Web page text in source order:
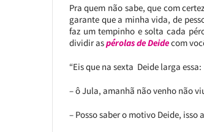
Pra quem não sabe, que com
garante que a minha vida, de
faz um tempinho e solta cada
dividir aspérolas de Deidecom
“Eis que na sexta Deide larga essa:
– ô Jula, amanhã não venho não
– Posso saber o motivo Deide, isso